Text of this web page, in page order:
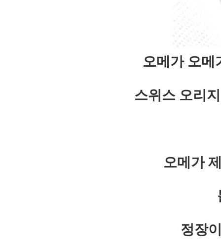
오메가 오메
스위스 오리
오메가
정장